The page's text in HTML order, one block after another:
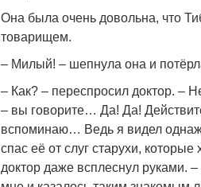
Она была очень довольна, что
товарищем.
– Милый! – шепнула она и
– Как? – переспросил доктор. –
– вы говорите… Да! Да!
вспоминаю… Ведь я видел
спас её от слуг старухи,
доктор даже всплеснул руками.